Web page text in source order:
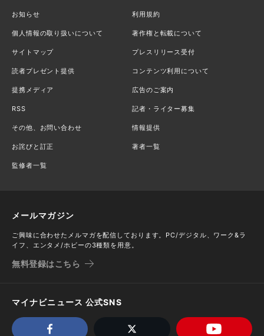
お知らせ 利用規約
個人情報の取り扱いについて 著作権と転載について
サイトマップ プレスリリース受付
読者プレゼント提供 コンテンツ利用について
提携メディア 広告のご案内
RSS 記者・ライター募集
その他、お問い合わせ 情報提供
お詫びと訂正 著者一覧
監修者一覧
メールマガジン
ご興味に合わせたメルマガを配信しております。PC/デジタル、ワーク&ラ
イフ、エンタメ/ホビーの3種類を用意。
無料登録はこちら
マイナビニュース 公式SNS